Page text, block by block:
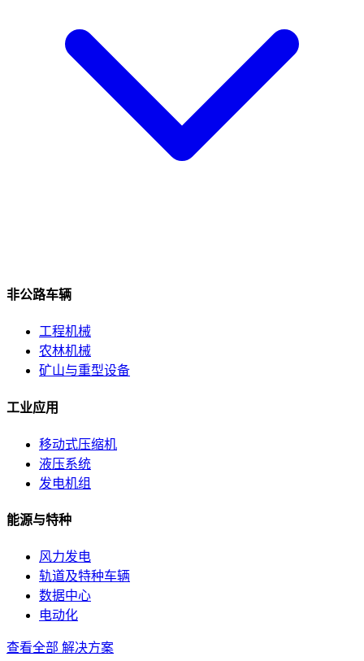
非公路车辆
工程机械
农林机械
矿山与重型设备
工业应用
移动式压缩机
液压系统
发电机组
能源与特种
风力发电
轨道及特种车辆
数据中心
电动化
查看全部 解决方案